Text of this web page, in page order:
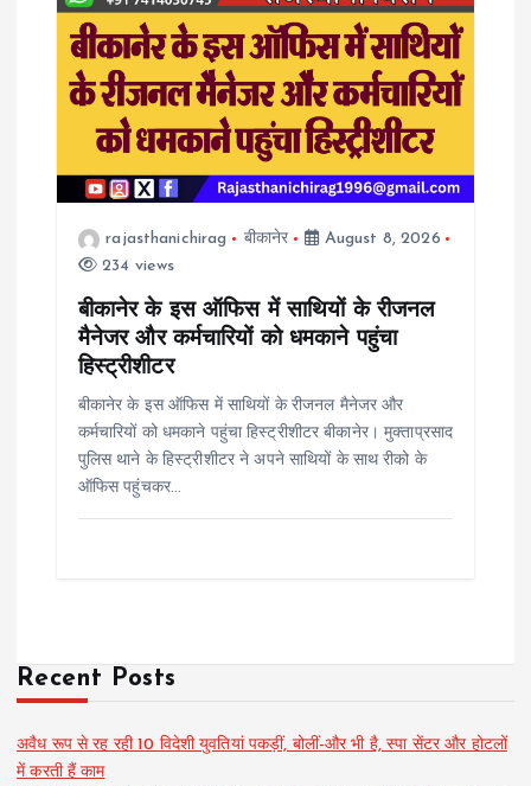
rajasthanichirag बीकानेर
August 8, 2026
234 views
बीकानेर के इस ऑफिस में साथियों के रीजनल
मैनेजर और कर्मचारियों को धमकाने पहुंचा
हिस्ट्रीशीटर
बीकानेर के इस ऑफिस में साथियों के रीजनल मैनेजर और
कर्मचारियों को धमकाने पहुंचा हिस्ट्रीशीटर बीकानेर। मुक्ताप्रसाद
पुलिस थाने के हिस्ट्रीशीटर ने अपने साथियों के साथ रीको के
ऑफिस पहुंचकर…
Recent Posts
अवैध रूप से रह रही 10 विदेशी युवतियां पकड़ीं, बोलीं-और भी है, स्पा सेंटर और होटलों
में करती हैं काम